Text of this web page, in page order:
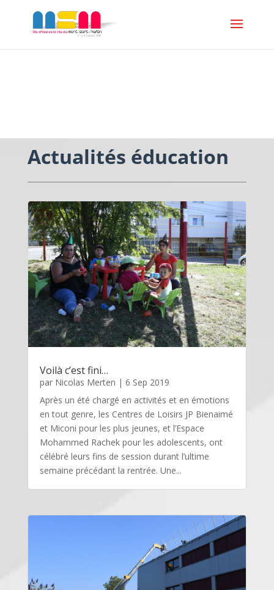
Actualités éducation
Voilà c’est fini…
par Nicolas Merten | 6 Sep 2019
Après un été chargé en activités et en émotions
en tout genre, les Centres de Loisirs JP Bienaimé
et Miconi pour les plus jeunes, et l’Espace
Mohammed Rachek pour les adolescents, ont
célébré leurs fins de session durant l’ultime
semaine précédant la rentrée. Une...